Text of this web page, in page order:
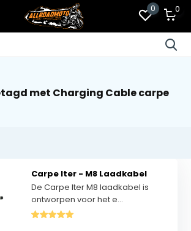
0 0
met Charging Cable carpe
Carpe Iter - M8 Laadkabel
De Carpe Iter M8 laadkabel is
ontworpen voor het e...